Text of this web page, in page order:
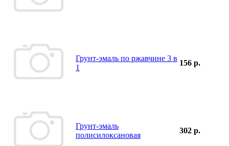
Грунт-эмаль по ржавчине 3 в
1
156 р.
Грунт-эмаль
полисилоксановая
302 р.